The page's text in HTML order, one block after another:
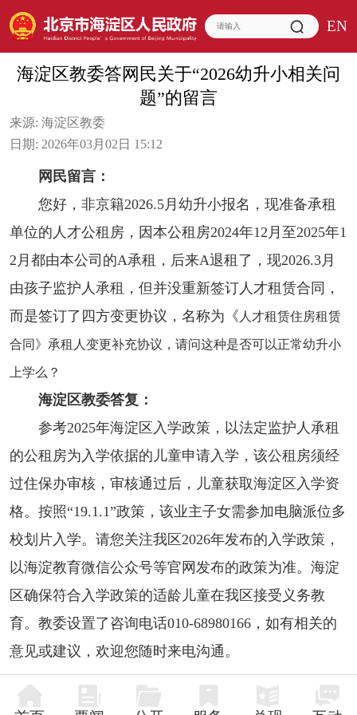
EN
海淀区教委答网民关于“2026幼升小相关问
题”的留言
来源: 海淀区教委
日期: 2026年03月02日 15:12
网民留言：
您好，非京籍2026.5月幼升小报名，现准备承租
单位的人才公租房，因本公租房2024年12月至2025年1
2月都由本公司的A承租，后来A退租了，现2026.3月
由孩子监护人承租，但并没重新签订人才租赁合同，
而是签订了四方变更协议，名称为《 人才租赁住房租赁
合同 》承租人变更补充协议，请问这种是否可以正常幼升小
上学么？
海淀区教委答复：
参考2025年海淀区入学政策，以法定监护人承租
的公租房为入学依据的儿童申请入学，该公租房须经
过住保办审核，审核通过后，儿童获取海淀区入学资
格。按照“19.1.1”政策，该业主子女需参加电脑派位多
校划片入学。请您关注我区2026年发布的入学政策，
以海淀教育微信公众号等官网发布的政策为准。海淀
区确保符合入学政策的适龄儿童在我区接受义务教
育。教委设置了咨询电话010-68980166，如有相关的
意见或建议，欢迎您随时来电沟通。